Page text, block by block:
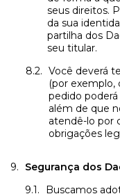
seus direitos.
da sua
partilha dos
seu titular.
Você deverá
(por exemplo,
pedido
além de que
atendê-lo por
obrigações
Segurança dos
Buscamos